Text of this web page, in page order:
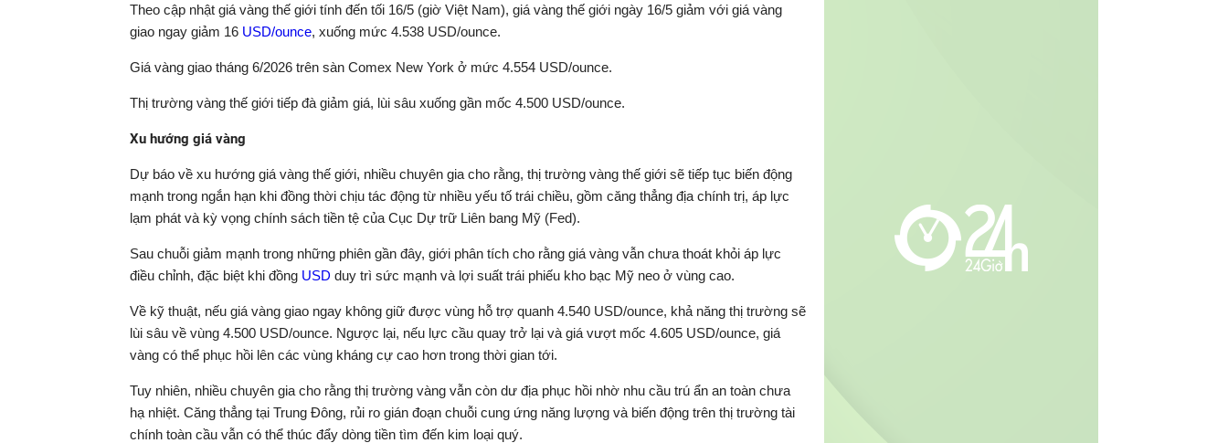
Theo cập nhật giá vàng thế giới tính đến tối 16/5 (giờ Việt Nam), giá vàng thế giới ngày 16/5 giảm với giá vàng
giao ngay giảm 16 USD/ounce, xuống mức 4.538 USD/ounce.
Giá vàng giao tháng 6/2026 trên sàn Comex New York ở mức 4.554 USD/ounce.
Thị trường vàng thế giới tiếp đà giảm giá, lùi sâu xuống gần mốc 4.500 USD/ounce.
Xu hướng giá vàng
Dự báo về xu hướng giá vàng thế giới, nhiều chuyên gia cho rằng, thị trường vàng thế giới sẽ tiếp tục biến động
mạnh trong ngắn hạn khi đồng thời chịu tác động từ nhiều yếu tố trái chiều, gồm căng thẳng địa chính trị, áp lực
lạm phát và kỳ vọng chính sách tiền tệ của Cục Dự trữ Liên bang Mỹ (Fed).
Sau chuỗi giảm mạnh trong những phiên gần đây, giới phân tích cho rằng giá vàng vẫn chưa thoát khỏi áp lực
điều chỉnh, đặc biệt khi đồng USD duy trì sức mạnh và lợi suất trái phiếu kho bạc Mỹ neo ở vùng cao.
Về kỹ thuật, nếu giá vàng giao ngay không giữ được vùng hỗ trợ quanh 4.540 USD/ounce, khả năng thị trường sẽ
lùi sâu về vùng 4.500 USD/ounce. Ngược lại, nếu lực cầu quay trở lại và giá vượt mốc 4.605 USD/ounce, giá
vàng có thể phục hồi lên các vùng kháng cự cao hơn trong thời gian tới.
Tuy nhiên, nhiều chuyên gia cho rằng thị trường vàng vẫn còn dư địa phục hồi nhờ nhu cầu trú ẩn an toàn chưa
hạ nhiệt. Căng thẳng tại Trung Đông, rủi ro gián đoạn chuỗi cung ứng năng lượng và biến động trên thị trường tài
chính toàn cầu vẫn có thể thúc đẩy dòng tiền tìm đến kim loại quý.